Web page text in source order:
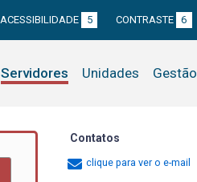
ACESSIBILIDADE 5 CONTRASTE 6
Servidores Unidades Gestão
Contatos
clique para ver o e-mail